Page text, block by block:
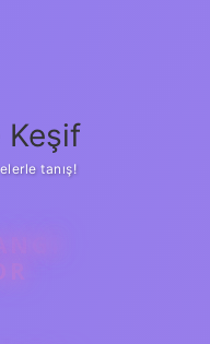
Keşif
tanış!